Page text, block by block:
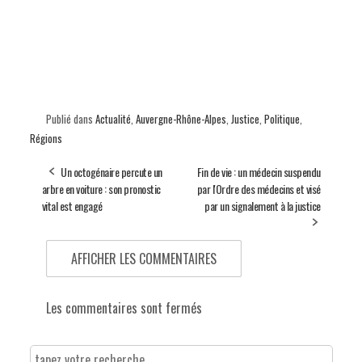
Publié dans Actualité Auvergne-Rhône-Alpes Justice Politique
Régions
Un octogénaire percute un
arbre en voiture : son pronostic
vital est engagé
Fin de vie : un médecin suspendu
par l'Ordre des médecins et visé
par un signalement à la justice
AFFICHER LES COMMENTAIRES
Les commentaires sont fermés